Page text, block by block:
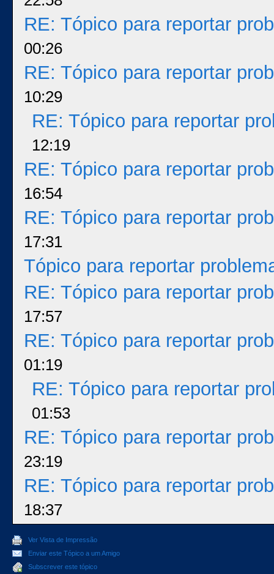
RE: Tópico para reportar
00:26
RE: Tópico para reportar
10:29
RE: Tópico para reportar
12:19
RE: Tópico para reportar
16:54
RE: Tópico para reportar
17:31
Tópico para reportar
RE: Tópico para reportar
17:57
RE: Tópico para reportar
01:19
RE: Tópico para reportar
01:53
RE: Tópico para reportar
23:19
RE: Tópico para reportar
18:37
Ver Vista de Impressão
Enviar este Tópico a um Amigo
Subscrever este tópico